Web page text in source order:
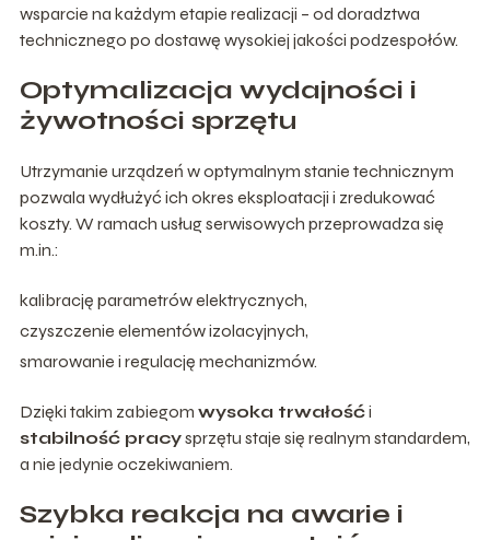
wsparcie na każdym etapie realizacji – od doradztwa
technicznego po dostawę wysokiej jakości podzespołów.
Optymalizacja wydajności i
żywotności sprzętu
Utrzymanie urządzeń w optymalnym stanie technicznym
pozwala wydłużyć ich okres eksploatacji i zredukować
koszty. W ramach usług serwisowych przeprowadza się
m.in.:
kalibrację parametrów elektrycznych,
czyszczenie elementów izolacyjnych,
smarowanie i regulację mechanizmów.
Dzięki takim zabiegom wysoka trwałośći
stabilność pracysprzętu staje się realnym standardem,
a nie jedynie oczekiwaniem.
Szybka reakcja na awarie i